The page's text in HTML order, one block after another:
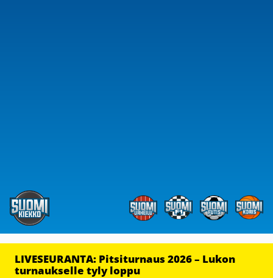
LIVESEURANTA: Pitsiturnaus 2026 – Lukon
turnaukselle tyly loppu